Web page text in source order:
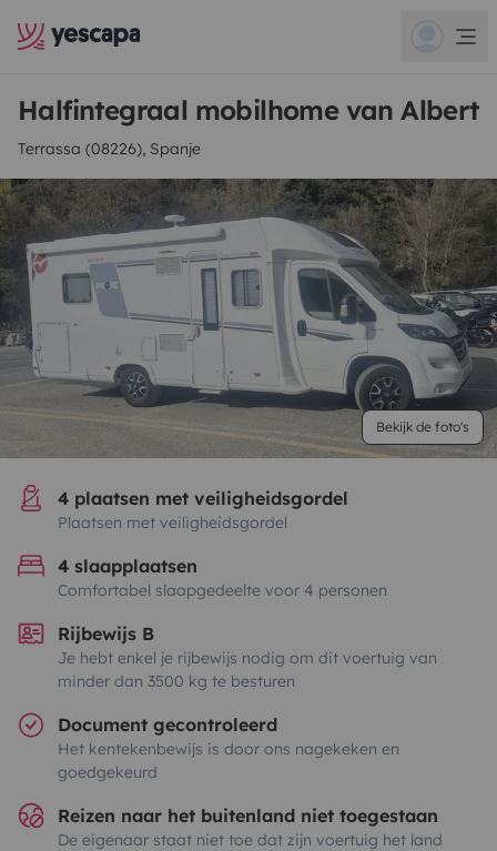
Halfintegraal mobilhome van Albert
Terrassa (08226), Spanje
Bekijk de foto's
4 plaatsen met veiligheidsgordel
Plaatsen met veiligheidsgordel
4 slaapplaatsen
Comfortabel slaapgedeelte voor 4 personen
Rijbewijs B
Je hebt enkel je rijbewijs nodig om dit voertuig van
minder dan 3500 kg te besturen
Document gecontroleerd
Het kentekenbewijs is door ons nagekeken en
goedgekeurd
Reizen naar het buitenland niet toegestaan
De eigenaar staat niet toe dat zijn voertuig het land